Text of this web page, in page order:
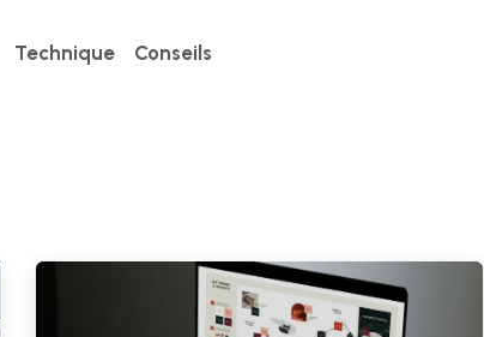
Technique Conseils